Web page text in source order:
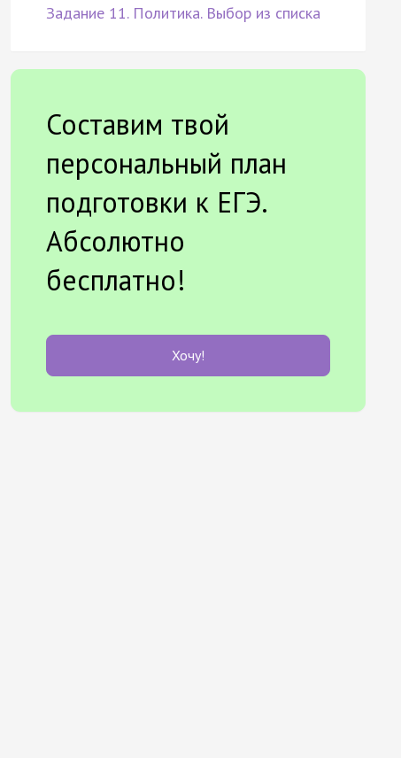
Задание 11. Политика. Выбор из списка
Составим твой
персональный план
подготовки к ЕГЭ.
Абсолютно
бесплатно!
Хочу!